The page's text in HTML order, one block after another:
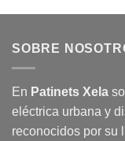
SOBRE
En Patinets Xela
eléctrica urbana y
reconocidos por su